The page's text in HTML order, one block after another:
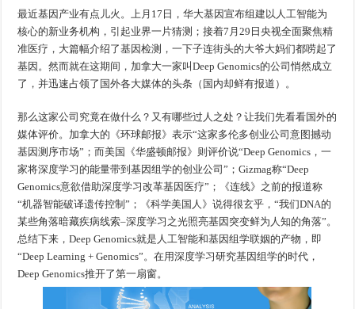
最近基因产业有点儿火。上月17日，华大基因宣布组建以人工智能为
核心的新业务机构，引起业界一片猜测；接着7月29日央视全面聚焦精
准医疗，大篇幅介绍了基因检测，一下子连街头的大爷大妈们都唠起了
基因。然而就在这期间，加拿大一家叫Deep Genomics的公司悄然成立
了，并迅速占领了国外各大媒体的头条（国内却鲜有报道）。
那么这家公司究竟在做什么？又有哪些过人之处？让我们先看看国外的
媒体评价。加拿大的《环球邮报》表示“这家多伦多创业公司意图撼动
基因测序市场”；而美国《华盛顿邮报》则评价说“Deep Genomics，一
家将深度学习的能量带到基因组学的创业公司”；Gizmag称“Deep
Genomics意欲借助深度学习改革基因医疗”；《连线》之前的报道称
“机器智能破译遗传控制”；《科学美国人》说得很玄乎，“我们DNA的
某些角落暗藏疾病线索–深度学习之光照亮基因突变鲜为人知的角落”。
总结下来，Deep Genomics就是人工智能和基因组学联姻的产物，即
“Deep Learning + Genomics”。在用深度学习研究基因组学的时代，
Deep Genomics推开了第一扇窗。